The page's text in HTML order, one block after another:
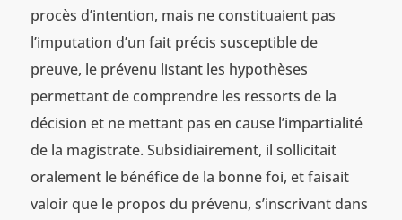
procès d’intention, mais ne constituaient pas
l’imputation d’un fait précis susceptible de
preuve, le prévenu listant les hypothèses
permettant de comprendre les ressorts de la
décision et ne mettant pas en cause l’impartialité
de la magistrate. Subsidiairement, il sollicitait
oralement le bénéfice de la bonne foi, et faisait
valoir que le propos du prévenu, s’inscrivant dans